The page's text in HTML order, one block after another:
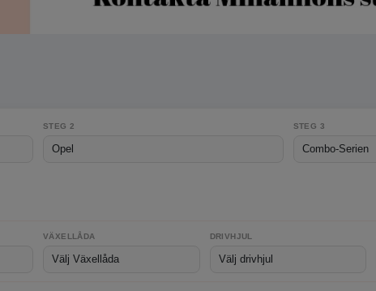
STEG 2 STEG 3
VÄXELLÅDA DRIVHJUL